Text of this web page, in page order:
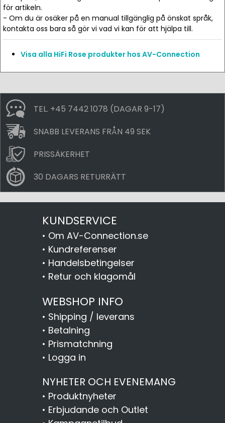
för artikeln.
- Om du är osäker på en manual tillgänglig på önskat språk,
kontakta oss bara så gör vi vad vi kan för att hjälpa till.
Visa alla HiFi Rose produkter hos AV-Connection
TEL. +45 7442 1078 (DAGAR 9-17)
SNABB LEVERANS FRÅN 49 SEK
PRISSÄKERHET
30 DAGARS RETURRÄTT
KUNDSERVICE
• Om AV-Connection.se
• Kundreferenser
• Handelsbetingelser
• Retur och klagomål
WEBSHOP INFO
• Shipping / leverans
• Betalning
• Prismatchning
• Logga in
NYHETER OCH EVENEMANG
• Produktnyheter
• Erbjudande och Outlet